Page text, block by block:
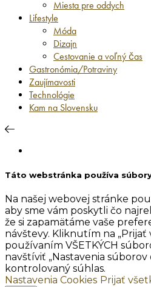
Miesta pre oddych
Lifestyle
Móda
Dizajn
Cestovanie a voľný čas
Gastronómia/Potraviny
Zaujímavosti
Technológie
Kam na Slovensku
Táto webstránka používa
Na našej webovej stránke
aby sme vám poskytli čo
že si zapamätáme vaše
návštevy. Kliknutím na „Prijať
používaním VŠETKÝCH
navštíviť „Nastavenia
kontrolovaný súhlas.
Nastavenia Cookies Prijať